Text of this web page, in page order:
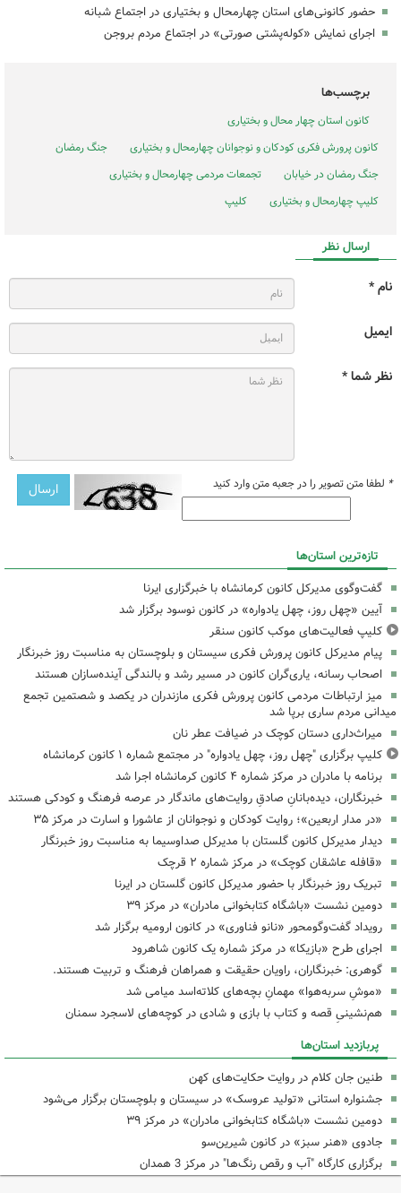
حضور کانونی‌های استان چهارمحال و بختیاری در اجتماع شبانه
اجرای نمایش «کوله‌پشتی صورتی» در اجتماع مردم بروجن
برچسب‌ها
کانون استان چهار محال و بختیاری
کانون پرورش فکری کودکان و نوجوانان چهارمحال و بختیاری
جنگ رمضان
جنگ رمضان در خیابان
تجمعات مردمی چهارمحال و بختیاری
کلیپ چهارمحال و بختیاری
کلیپ
ارسال نظر
نام *
ایمیل
نظر شما *
* لطفا متن تصویر را در جعبه متن وارد کنید
تازه‌ترین استان‌ها
گفت‌وگوی مدیرکل کانون کرمانشاه با خبرگزاری ایرنا
آیین «چهل روز، چهل یادواره» در کانون نوسود برگزار شد
کلیپ فعالیت‌های موکب کانون سنقر
پیام مدیرکل کانون پرورش فکری سیستان و بلوچستان به مناسبت روز خبرنگار
اصحاب رسانه، یاری‌گران کانون در مسیر رشد و بالندگی آینده‌سازان هستند
میز ارتباطات مردمی کانون پرورش فکری مازندران در یکصد و شصتمین تجمع
میدانی مردم ساری برپا شد
میراث‌داری دستان کوچک در ضیافت عطر نان
کلیپ برگزاری "چهل روز، چهل یادواره" در مجتمع شماره ۱ کانون کرمانشاه
برنامه با مادران در مرکز شماره ۴ کانون کرمانشاه اجرا شد
خبرنگاران، دیده‌بانانِ صادقِ روایت‌های ماندگار در عرصه فرهنگ و کودکی هستند
«در مدار اربعین»؛ روایت کودکان و نوجوانان از عاشورا و اسارت در مرکز ۳۵
دیدار مدیرکل کانون گلستان با مدیرکل صداوسیما به مناسبت روز خبرنگار
«قافله عاشقان کوچک» در مرکز شماره ۲ قرچک
تبریک روز خبرنگار با حضور مدیرکل کانون گلستان در ایرنا
دومین نشست «باشگاه کتابخوانی مادران» در مرکز ۳۹
رویداد گفت‌وگومحور «نانو فناوری» در کانون ارومیه برگزار شد
اجرای طرح «بازیکا» در مرکز شماره یک کانون شاهرود
گوهری: خبرنگاران، راویان حقیقت و همراهان فرهنگ و تربیت هستند.
«موشِ سربه‌هوا» مهمانِ بچه‌های کلاته‌اسد میامی شد
هم‌نشینیِ قصه و کتاب با بازی و شادی در کوچه‌های لاسجرد سمنان
پربازدید استان‌ها
طنین جان کلام در روایت حکایت‌های کهن
جشنواره استانی «تولید عروسک» در سیستان و بلوچستان برگزار می‌شود
دومین نشست «باشگاه کتابخوانی مادران» در مرکز ۳۹
جادوی «هنر سبز» در کانون شیرین‌سو
برگزاری کارگاه "آب و رقص رنگ‌ها" در مرکز 3 همدان